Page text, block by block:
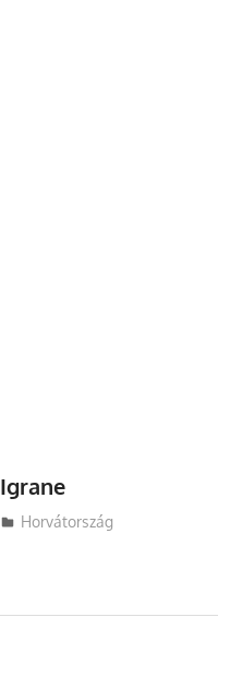
Igrane
Utazasok.org
Horvátország